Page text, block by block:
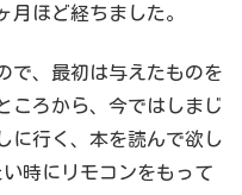
月ほど経ちました。
で、最初は与えたものを
ころから、今ではしまじ
に行く、本を読んで欲し
い時にリモコンをもって